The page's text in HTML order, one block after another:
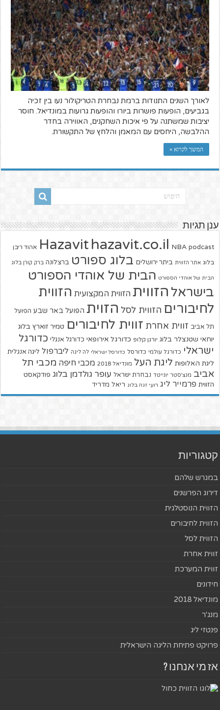
לאורך השנים התנודות ברמת נבחרת הטריקולור נעו בין זכיה
בגביעים, הופעות פושרות ביורו והופעות גרועות במונדיאל. חוסר
יציבות שמשתנה על פי איכות השחקנים, האווירה בחדר
ההלבשה, היחסים עם המאמן והלחץ של התקשורת.
המשך לקרוא »
ענן תגיות
Hazavit hazavit.co.il NBA podcast אהוד ריבן
בלוג אתר הזווית ביתר ירושלים בלוג ספורט ברצלונה ברק קורן בלוג
הבית של אוהדי הספורט הבית של אוהדי הספורט
בישראל הזווית הזווית המקצועית הזווית
לחיבורים הזווית לסל הזוית הפועל באר שבע הפועל
תל אביב זווית אחרת זווית לחיבורים טמיר זוארץ בלוג
יוחאי שטנצלר בלוג יורגן קלופ כדורגל אירופאי כדורגל אנגלי כדורגל
ישראלי כדורגל עולמי כדורסל כדורסל ישראלי לה ליגה ליברפול ליגה אנגלית
ליגת האלופות ליגת העל מונדיאל 2018 מכבי חיפה מכבי תל
אביב מנצ'סטר יונייטד נבחרת ישראל עופר גולדמן בלוג פודקאסט
הזווית פרמייר ליג רועי זגה בלוג ריאל מדריד
קטגוריות
במגרש שלהם
דירוג הפרשנים
הזווית הנוסטלגית
הזווית לחיבורים
הזווית לסל
זווית אחרת
זווית המערכת
חידונים
מונדיאל 2018
מנג'ר
פנטזי ליג
פרויקט פתיחת הליגה הישראלית
אז מי אנחנו ?